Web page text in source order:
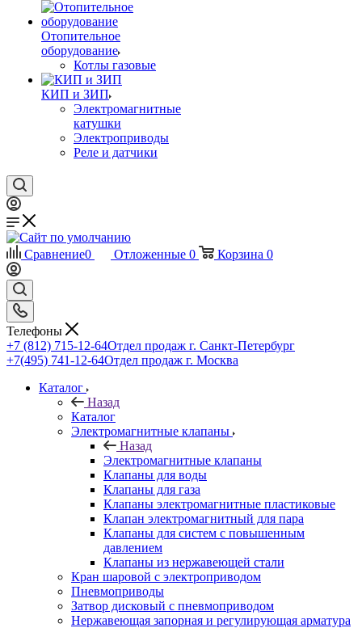
Отопительное
оборудование
Котлы газовые
КИП и ЗИП
Электромагнитные
катушки
Электроприводы
Реле и датчики
Сравнение0 Отложенные 0 Корзина 0
Телефоны
+7 (812) 715-12-64Отдел продаж г. Санкт-Петербург
+7(495) 741-12-64Отдел продаж г. Москва
Каталог
Назад
Каталог
Электромагнитные клапаны
Назад
Электромагнитные клапаны
Клапаны для воды
Клапаны для газа
Клапаны электромагнитные пластиковые
Клапан электромагнитный для пара
Клапаны для систем с повышенным
давлением
Клапаны из нержавеющей стали
Кран шаровой с электроприводом
Пневмоприводы
Затвор дисковый с пневмоприводом
Нержавеющая запорная и регулирующая арматура